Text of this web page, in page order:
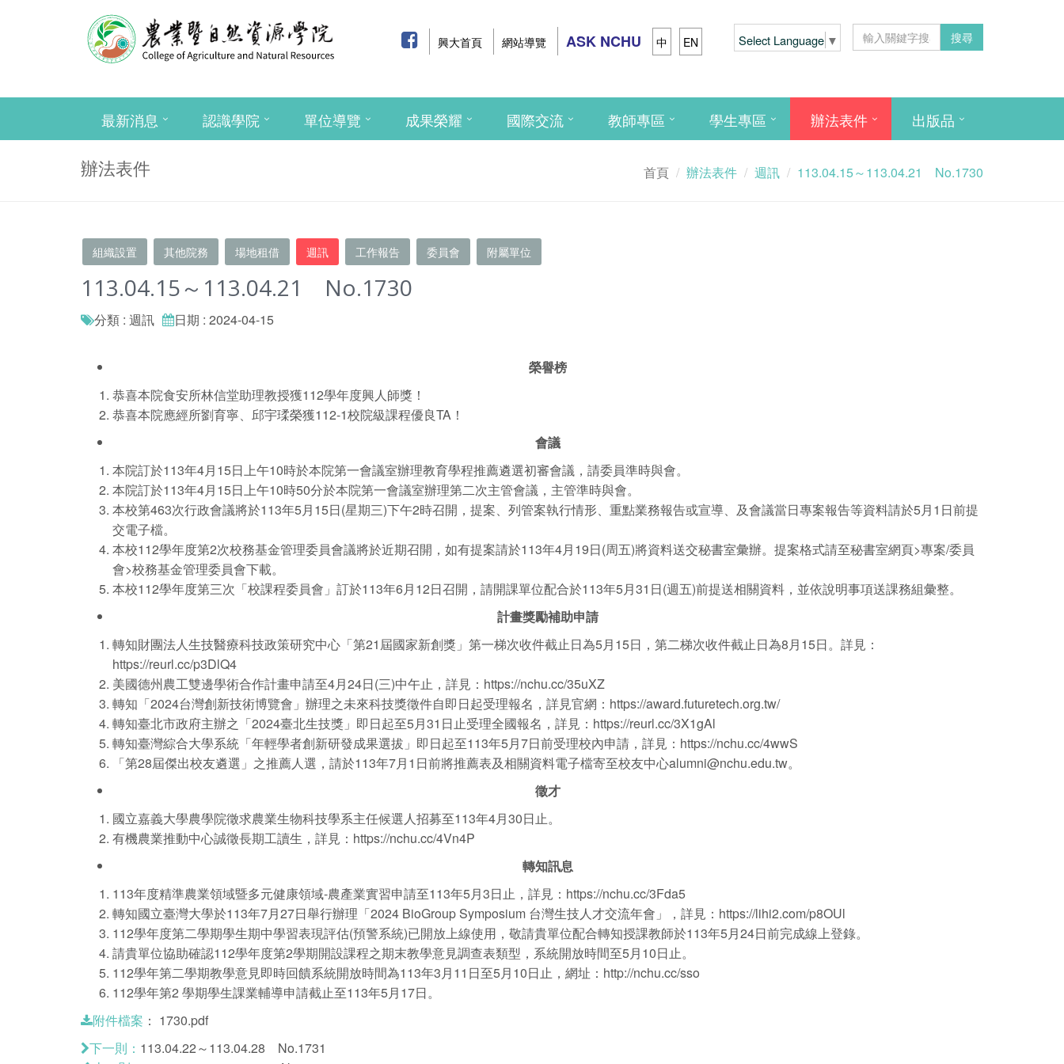
興大首頁 網站導覽 ASK NCHU 中 EN Select Language ▼ 搜尋
最新消息 認識學院 單位導覽 成果榮耀 國際交流 教師專區 學生專區 辦法表件 出版品
辦法表件 首頁 辦法表件 週訊 113.04.15～113.04.21 No.1730
組織設置 其他院務 場地租借 週訊 工作報告 委員會 附屬單位
113.04.15～113.04.21 No.1730
分類 : 週訊 日期 : 2024-04-15
榮譽榜
恭喜本院食安所林信堂助理教授獲112學年度興人師獎！
恭喜本院應經所劉育寧、邱宇瑈榮獲112-1校院級課程優良TA！
會議
本院訂於113年4月15日上午10時於本院第一會議室辦理教育學程推薦遴選初審會議，請委員準時與會。
本院訂於113年4月15日上午10時50分於本院第一會議室辦理第二次主管會議，主管準時與會。
本校第463次行政會議將於113年5月15日(星期三)下午2時召開，提案、列管案執行情形、重點業務報告或宣導、及會議當日專案報告等資料請於5月1日前提
交電子檔。
本校112學年度第2次校務基金管理委員會議將於近期召開，如有提案請於113年4月19日(周五)將資料送交秘書室彙辦。提案格式請至秘書室網頁>專案/委員
會>校務基金管理委員會下載。
本校112學年度第三次「校課程委員會」訂於113年6月12日召開，請開課單位配合於113年5月31日(週五)前提送相關資料，並依說明事項送課務組彙整。
計畫獎勵補助申請
轉知財團法人生技醫療科技政策研究中心「第21屆國家新創獎」第一梯次收件截止日為5月15日，第二梯次收件截止日為8月15日。詳見：
https://reurl.cc/p3DlQ4
美國德州農工雙邊學術合作計畫申請至4月24日(三)中午止，詳見：https://nchu.cc/35uXZ
轉知「2024台灣創新技術博覽會」辦理之未來科技獎徵件自即日起受理報名，詳見官網：https://award.futuretech.org.tw/
轉知臺北市政府主辦之「2024臺北生技獎」即日起至5月31日止受理全國報名，詳見：https://reurl.cc/3X1gAl
轉知臺灣綜合大學系統「年輕學者創新研發成果選拔」即日起至113年5月7日前受理校內申請，詳見：https://nchu.cc/4wwS
「第28屆傑出校友遴選」之推薦人選，請於113年7月1日前將推薦表及相關資料電子檔寄至校友中心alumni@nchu.edu.tw。
徵才
國立嘉義大學農學院徵求農業生物科技學系主任候選人招募至113年4月30日止。
有機農業推動中心誠徵長期工讀生，詳見：https://nchu.cc/4Vn4P
轉知訊息
113年度精準農業領域暨多元健康領域-農產業實習申請至113年5月3日止，詳見：https://nchu.cc/3Fda5
轉知國立臺灣大學於113年7月27日舉行辦理「2024 BioGroup Symposium 台灣生技人才交流年會」，詳見：https://lihi2.com/p8OUl
112學年度第二學期學生期中學習表現評估(預警系統)已開放上線使用，敬請貴單位配合轉知授課教師於113年5月24日前完成線上登錄。
請貴單位協助確認112學年度第2學期開設課程之期末教學意見調查表類型，系統開放時間至5月10日止。
112學年第二學期教學意見即時回饋系統開放時間為113年3月11日至5月10日止，網址：http://nchu.cc/sso
112學年第2 學期學生課業輔導申請截止至113年5月17日。
附件檔案 ： 1730.pdf
下一則： 113.04.22～113.04.28 No.1731